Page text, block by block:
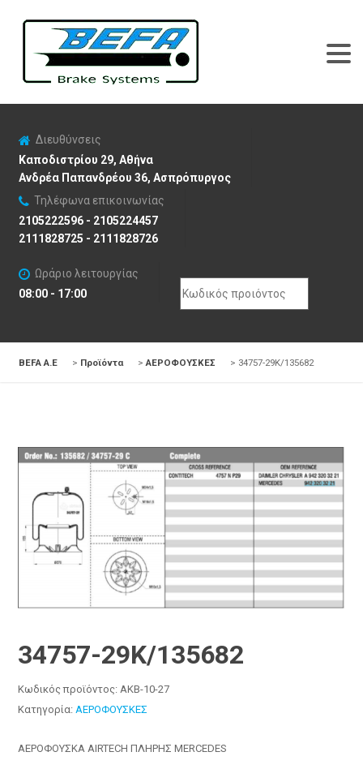
Διευθύνσεις
Καποδιστρίου 29, Αθήνα
Ανδρέα Παπανδρέου 36, Ασπρόπυργος
Τηλέφωνα επικοινωνίας
2105222596 - 2105224457
2111828725 - 2111828726
Ωράριο λειτουργίας
08:00 - 17:00
Search
for:
BEFA Α.Ε > Προϊόντα >ΑΕΡΟΦΟΥΣΚΕΣ > 34757-29K/135682
34757-29K/135682
Κωδικός προϊόντος: AKB-10-27
Κατηγορία: ΑΕΡΟΦΟΥΣΚΕΣ
ΑΕΡΟΦΟΥΣΚΑ AIRTECH ΠΛΗΡΗΣ MERCEDES